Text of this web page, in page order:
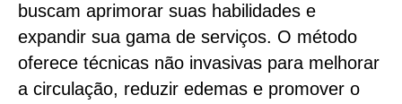
buscam aprimorar suas habilidades e
expandir sua gama de serviços. O método
oferece técnicas não invasivas para melhorar
a circulação, reduzir edemas e promover o